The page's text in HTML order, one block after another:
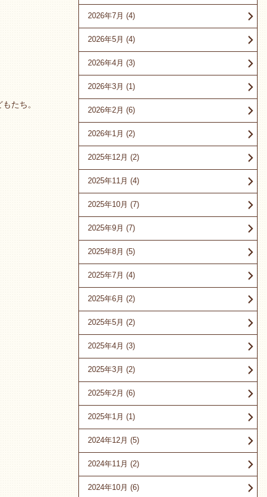
たち。
2026年7月 (4)
2026年5月 (4)
2026年4月 (3)
2026年3月 (1)
2026年2月 (6)
2026年1月 (2)
2025年12月 (2)
2025年11月 (4)
2025年10月 (7)
2025年9月 (7)
2025年8月 (5)
2025年7月 (4)
2025年6月 (2)
2025年5月 (2)
2025年4月 (3)
2025年3月 (2)
2025年2月 (6)
2025年1月 (1)
2024年12月 (5)
2024年11月 (2)
2024年10月 (6)